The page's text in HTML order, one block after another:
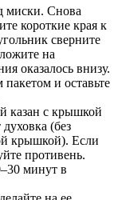
миски. Снова
короткие края к
сверните
на
оказалось внизу.
и оставьте
казан с крышкой
(без
крышкой). Если
противень.
минут в